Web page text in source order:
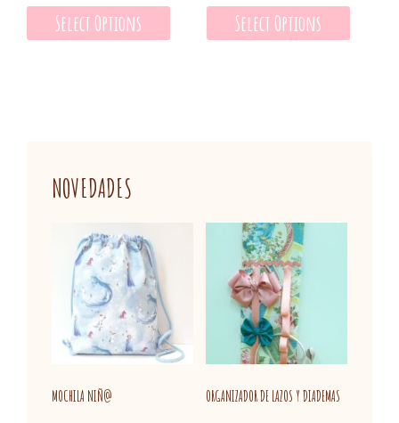
Select Options Select Options
NOVEDADES
MOCHILA NIÑ@ ORGANIZADOR DE LAZOS Y DIADEMAS